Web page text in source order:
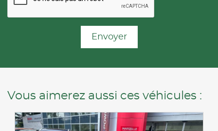
Envoyer
Vous aimerez aussi ces véhicules :